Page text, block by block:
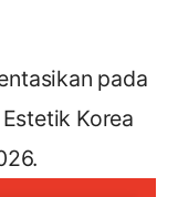
pada
Korea